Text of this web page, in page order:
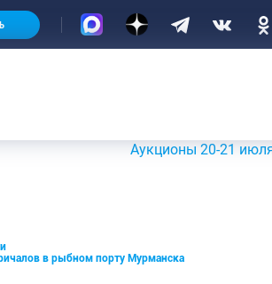
Аукционы 20-21 июля 2026 г.
в рыбном порту Мурманска